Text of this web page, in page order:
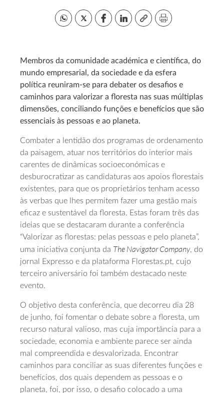
Membros da comunidade académica e científica, do
mundo empresarial, da sociedade e da esfera
política reuniram-se para debater os desafios e
caminhos para valorizar a floresta nas suas múltiplas
dimensões, conciliando funções e benefícios que são
essenciais às pessoas e ao planeta.
Combater a lentidão dos programas de ordenamento
da paisagem, atuar nos territórios do interior mais
carentes de dinâmicas socioeconómicas e
desburocratizar as candidaturas aos apoios florestais
existentes, para que os proprietários tenham acesso
às verbas que lhes permitem fazer uma gestão mais
eficaz e sustentável da floresta. Estas foram três das
ideias que se destacaram durante a conferência
“Valorizar as florestas: pelas pessoas e pelo planeta”,
uma iniciativa conjunta da The Navigator Company, do
jornal Expresso e da plataforma Florestas.pt, cujo
terceiro aniversário foi também destacado neste
evento.
O objetivo desta conferência, que decorreu dia 28
de junho, foi fomentar o debate sobre a floresta, um
recurso natural valioso, mas cuja importância para a
sociedade, economia e ambiente parece ser ainda
mal compreendida e desvalorizada. Encontrar
caminhos para conciliar as suas diferentes funções e
benefícios, dos quais dependem as pessoas e o
planeta, foi, por isso, o desafio colocado a uma